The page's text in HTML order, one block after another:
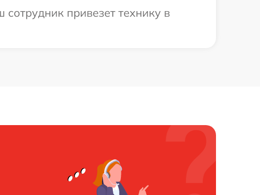
привезет технику в